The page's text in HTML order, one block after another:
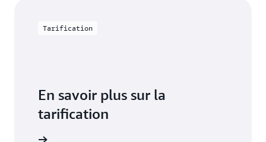
Tarification
En savoir plus sur la
tarification